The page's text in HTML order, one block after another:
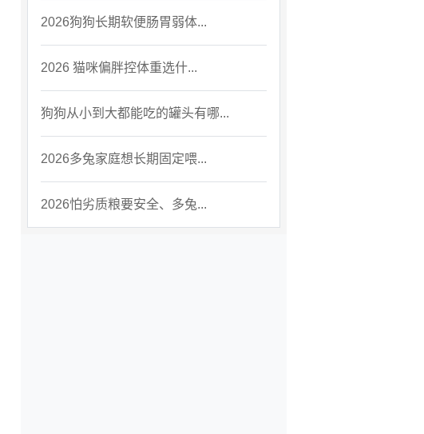
2026狗狗长期软便肠胃弱体...
2026 猫咪偏胖控体重选什...
狗狗从小到大都能吃的罐头有哪...
2026多兔家庭想长期固定喂...
2026怕劣质粮要安全、多兔...